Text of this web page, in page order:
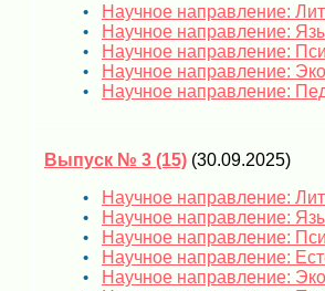
Научное направление:
Научное направление:
Научное направление:
Научное направление:
Научное направление:
Выпуск № 3 (15) (30.09.2025)
Научное направление:
Научное направление:
Научное направление:
Научное направление:
Научное направление: